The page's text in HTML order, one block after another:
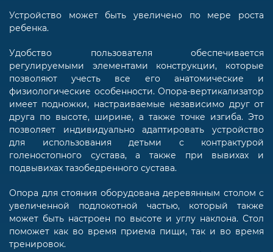
Устройство может быть увеличено по мере роста
ребенка.
Удобство пользователя обеспечивается
регулируемыми элементами конструкции, которые
позволяют учесть все его анатомические и
физиологические особенности. Опора-вертикализатор
имеет подножки, настраиваемые независимо друг от
друга по высоте, ширине, а также точке изгиба. Это
позволяет индивидуально адаптировать устройство
для использования детьми с контрактурой
голеностопного сустава, а также при вывихах и
подвывихах тазобедренного сустава.
Опора для стояния оборудована деревянным столом с
увеличенной подлокотной частью, который также
может быть настроен по высоте и углу наклона. Стол
поможет как во время приема пищи, так и во время
тренировок.